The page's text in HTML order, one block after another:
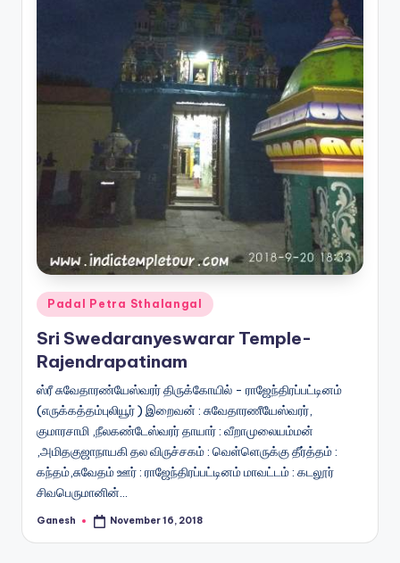
Posted
in
Padal Petra Sthalangal
Sri Swedaranyeswarar Temple-
Rajendrapatinam
ஸ்ரீ சுவேதாரண்யேஸ்வரர் திருக்கோயில் - ராஜேந்திரப்பட்டினம்
(எருக்கத்தம்புலியூர் ) இறைவன் : சுவேதாரணீயேஸ்வரர்,
குமாரசாமி ,நீலகண்டேஸ்வரர் தாயார் : வீறாமுலையம்மன்
,அமிதகுஜாநாயகி தல விருச்சகம் : வெள்ளெருக்கு தீர்த்தம் :
கந்தம்,சுவேதம் ஊர் : ராஜேந்திரப்பட்டினம் மாவட்டம் : கடலூர்
சிவபெருமானின்…
Posted
Ganesh November 16, 2018